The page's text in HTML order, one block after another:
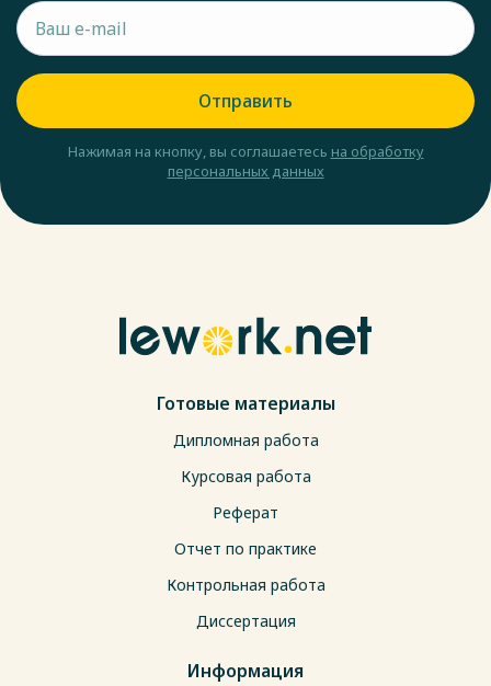
Отправить
Нажимая на кнопку, вы соглашаетесь на обработку
персональных данных
Готовые материалы
Дипломная работа
Курсовая работа
Реферат
Отчет по практике
Контрольная работа
Диссертация
Информация